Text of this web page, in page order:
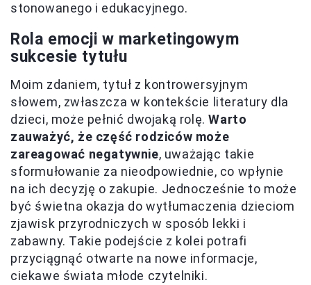
stonowanego i edukacyjnego.
Rola emocji w marketingowym
sukcesie tytułu
Moim zdaniem, tytuł z kontrowersyjnym
słowem, zwłaszcza w kontekście literatury dla
dzieci, może pełnić dwojaką rolę.Warto
zauważyć, że część rodziców może
zareagować negatywnie, uważając takie
sformułowanie za nieodpowiednie, co wpłynie
na ich decyzję o zakupie. Jednocześnie to może
być świetna okazja do wytłumaczenia dzieciom
zjawisk przyrodniczych w sposób lekki i
zabawny. Takie podejście z kolei potrafi
przyciągnąć otwarte na nowe informacje,
ciekawe świata młode czytelniki.